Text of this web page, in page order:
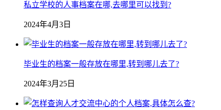
私立学校的人事档案在哪,去哪里可以找到?
2024年4月3日
毕业生的档案一般存放在哪里,转到哪儿去了?
2024年3月25日